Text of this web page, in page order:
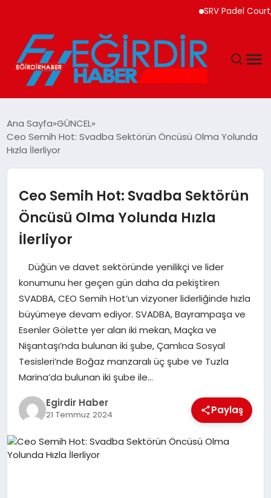
SRV Padel Court,
EĞITIM
GÜNDEM
MAGAZIN
SIYASET
SPOR
TEKNOLOJI
YAŞAM
Ana Sayfa GÜNCEL
Ceo Semih Hot: Svadba Sektörün Öncüsü Olma Yolunda
Hızla İlerliyor
Ceo Semih Hot: Svadba Sektörün
Öncüsü Olma Yolunda Hızla
İlerliyor
Düğün ve davet sektöründe yenilikçi ve lider
konumunu her geçen gün daha da pekiştiren
SVADBA, CEO Semih Hot’un vizyoner liderliğinde hızla
büyümeye devam ediyor. SVADBA, Bayrampaşa ve
Esenler Gölette yer alan iki mekan, Maçka ve
Nişantaşı’nda bulunan iki şube, Çamlıca Sosyal
Tesisleri’nde Boğaz manzaralı üç şube ve Tuzla
Marina’da bulunan iki şube ile…
Egirdir Haber
21 Temmuz 2024 Paylaş